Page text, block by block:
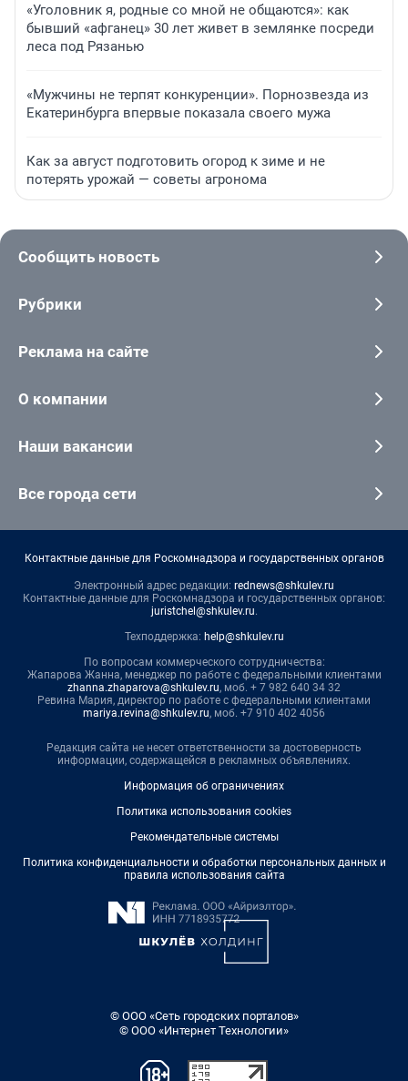
«Уголовник я, родные со мной не общаются»: как
бывший «афганец» 30 лет живет в землянке посреди
леса под Рязанью
«Мужчины не терпят конкуренции». Порнозвезда из
Екатеринбурга впервые показала своего мужа
Как за август подготовить огород к зиме и не
потерять урожай — советы агронома
Сообщить новость
Рубрики
Реклама на сайте
О компании
Наши вакансии
Все города сети
Контактные данные для Роскомнадзора и государственных органов
Электронный адрес редакции: rednews@shkulev.ru
Контактные данные для Роскомнадзора и государственных органов:
juristchel@shkulev.ru.
Техподдержка: help@shkulev.ru
По вопросам коммерческого сотрудничества:
Жапарова Жанна, менеджер по работе с федеральными клиентами
zhanna.zhaparova@shkulev.ru, моб. + 7 982 640 34 32
Ревина Мария, директор по работе с федеральными клиентами
mariya.revina@shkulev.ru, моб. +7 910 402 4056
Редакция сайта не несет ответственности за достоверность
информации, содержащейся в рекламных объявлениях.
Информация об ограничениях
Политика использования cookies
Рекомендательные системы
Политика конфиденциальности и обработки персональных данных и
правила использования сайта
© ООО «Сеть городских порталов»
© ООО «Интернет Технологии»